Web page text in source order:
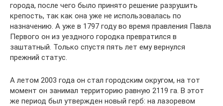
города, после чего было принято решение разрушить
крепость, так как она уже не использовалась по
назначению. А уже в 1797 году во время правления Павла
Первого он из уездного городка превратился в
заштатный. Только спустя пять лет ему вернулся
прежний статус.
А летом 2003 года он стал городским округом, на тот
момент он занимал территорию равную 2119 га. В этот
же период был утвержден новый герб: на лазоревом